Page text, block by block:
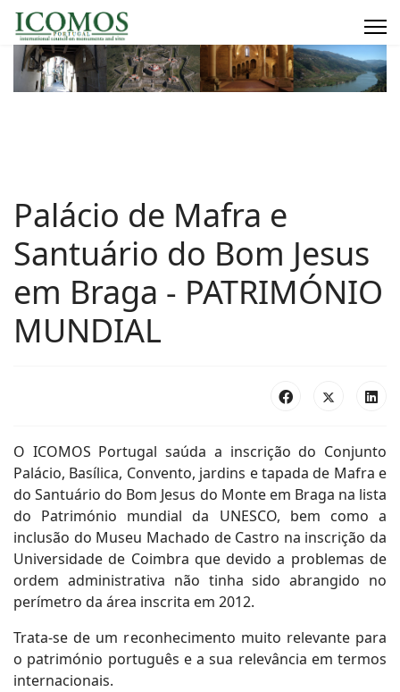
Palácio de Mafra e
Santuário do Bom Jesus
em Braga - PATRIMÓNIO
MUNDIAL
O ICOMOS Portugal saúda a inscrição do Conjunto
Palácio, Basílica, Convento, jardins e tapada de Mafra e
do Santuário do Bom Jesus do Monte em Braga na lista
do Património mundial da UNESCO, bem como a
inclusão do Museu Machado de Castro na inscrição da
Universidade de Coimbra que devido a problemas de
ordem administrativa não tinha sido abrangido no
perímetro da área inscrita em 2012.
Trata-se de um reconhecimento muito relevante para
o património português e a sua relevância em termos
internacionais.